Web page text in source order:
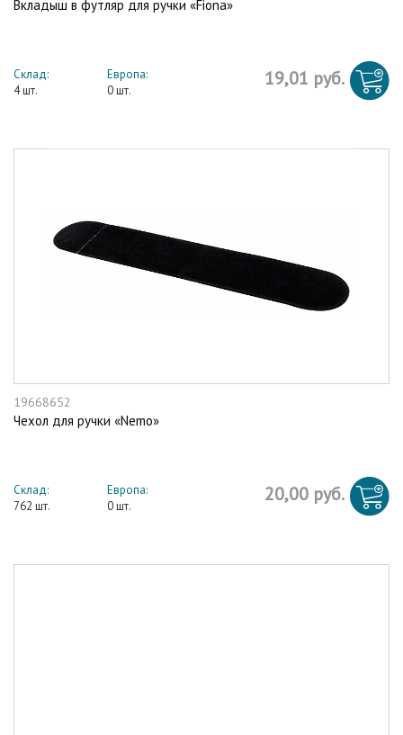
Вкладыш в футляр для ручки «Fiona»
Склад:
4 шт.
Европа:
0 шт.
19,01 руб.
19668652
Чехол для ручки «Nemo»
Склад:
762 шт.
Европа:
0 шт.
20,00 руб.